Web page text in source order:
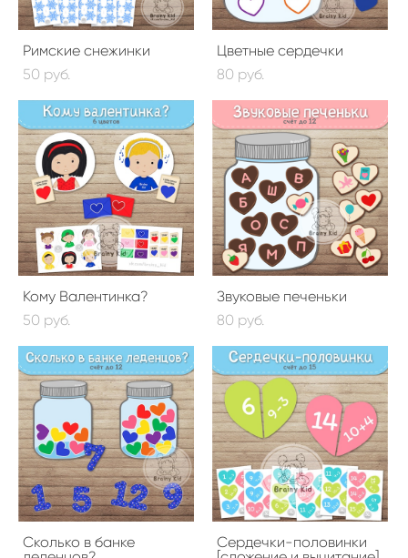
Римские снежинки
50 pуб.
Цветные сердечки
80 pуб.
Кому Валентинка?
50 pуб.
Звуковые печеньки
80 pуб.
Сколько в банке
Сердечки-половинки